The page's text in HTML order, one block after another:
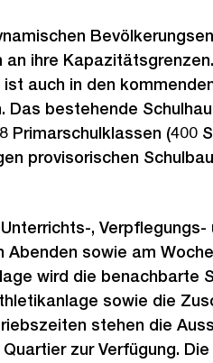
ihre
auch in den
bestehende
(400
provisorischen
, Verpflegungs-
sowie am
wird die benachbarte
sowie die
stehen die
zur Verfügung. Die